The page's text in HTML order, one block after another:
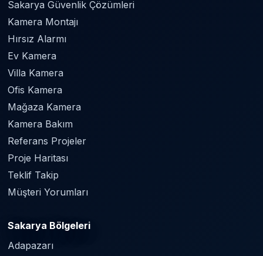
Sakarya Güvenlik Çözümleri
Kamera Montajı
Hırsız Alarmı
Ev Kamera
Villa Kamera
Ofis Kamera
Mağaza Kamera
Kamera Bakım
Referans Projeler
Proje Haritası
Teklif Takip
Müşteri Yorumları
Sakarya Bölgeleri
Adapazarı